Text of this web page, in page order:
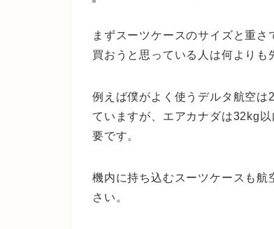
まずスーツケースのサイズと重
買おうと思っている人は何よりも
例えば僕がよく使うデルタ航空
ていますが、エアカナダは32kg
要です。
機内に持ち込むスーツケースも
さい。